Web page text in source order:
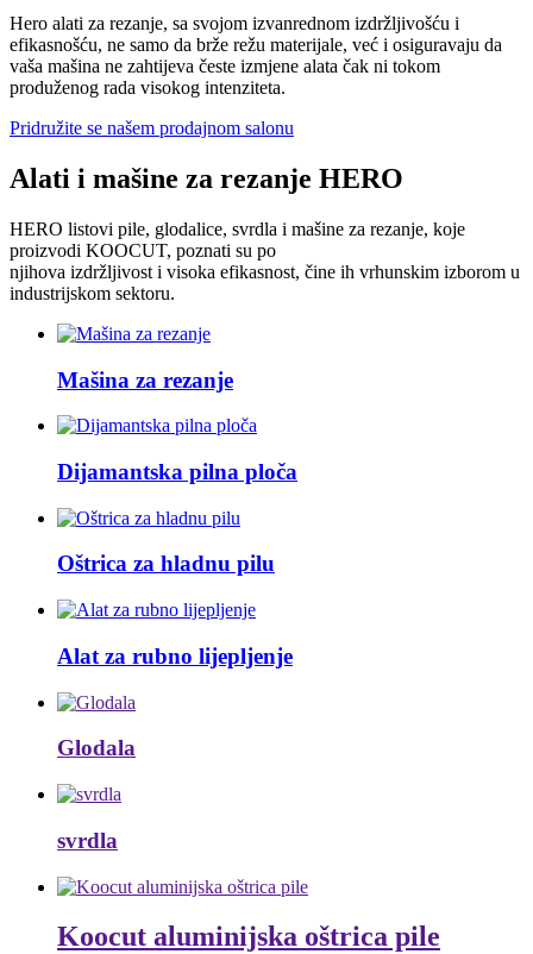
Hero alati za rezanje, sa svojom izvanrednom izdržljivošću i
efikasnošću, ne samo da brže režu materijale, već i osiguravaju da
vaša mašina ne zahtijeva česte izmjene alata čak ni tokom
produženog rada visokog intenziteta.
Pridružite se našem prodajnom salonu
Alati i mašine za rezanje HERO
HERO listovi pile, glodalice, svrdla i mašine za rezanje, koje
proizvodi KOOCUT, poznati su po
njihova izdržljivost i visoka efikasnost, čine ih vrhunskim izborom u
industrijskom sektoru.
Mašina za rezanje
Dijamantska pilna ploča
Oštrica za hladnu pilu
Alat za rubno lijepljenje
Glodala
svrdla
Koocut aluminijska oštrica pile